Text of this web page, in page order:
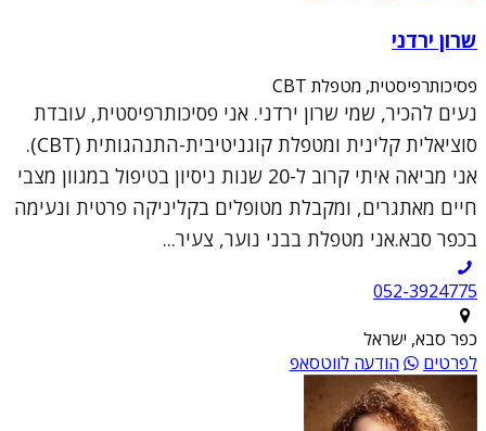
שרון ירדני
פסיכותרפיסטית, מטפלת CBT
נעים להכיר, שמי שרון ירדני. אני פסיכותרפיסטית, עובדת
סוציאלית קלינית ומטפלת קוגניטיבית-התנהגותית (CBT).
אני מביאה איתי קרוב ל-20 שנות ניסיון בטיפול במגוון מצבי
חיים מאתגרים, ומקבלת מטופלים בקליניקה פרטית ונעימה
בכפר סבא.אני מטפלת בבני נוער, צעיר...
052-3924775
כפר סבא, ישראל
לפרטים
הודעה לווטסאפ